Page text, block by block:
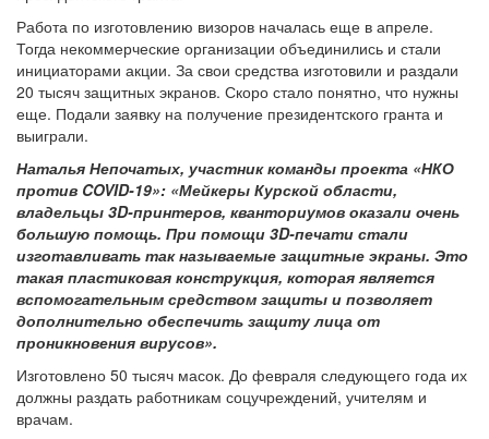
Работа по изготовлению визоров началась еще в апреле.
Тогда некоммерческие организации объединились и стали
инициаторами акции. За свои средства изготовили и раздали
20 тысяч защитных экранов. Скоро стало понятно, что нужны
еще. Подали заявку на получение президентского гранта и
выиграли.
Наталья Непочатых, участник команды проекта «НКО
против COVID-19»: «Мейкеры Курской области,
владельцы 3D-принтеров, кванториумов оказали очень
большую помощь. При помощи 3D-печати стали
изготавливать так называемые защитные экраны. Это
такая пластиковая конструкция, которая является
вспомогательным средством защиты и позволяет
дополнительно обеспечить защиту лица от
проникновения вирусов».
Изготовлено 50 тысяч масок. До февраля следующего года их
должны раздать работникам соцучреждений, учителям и
врачам.